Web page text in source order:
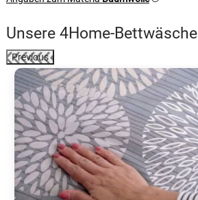
Unsere 4Home-Bettwäsche
Previous